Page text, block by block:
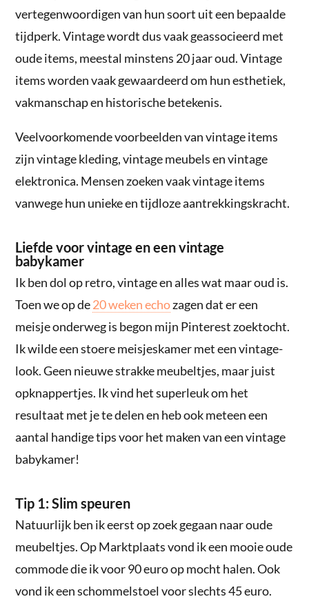
vertegenwoordigen van hun soort uit een bepaalde
tijdperk. Vintage wordt dus vaak geassocieerd met
oude items, meestal minstens 20 jaar oud. Vintage
items worden vaak gewaardeerd om hun esthetiek,
vakmanschap en historische betekenis.
Veelvoorkomende voorbeelden van vintage items
zijn vintage kleding, vintage meubels en vintage
elektronica. Mensen zoeken vaak vintage items
vanwege hun unieke en tijdloze aantrekkingskracht.
Liefde voor vintage en een vintage
babykamer
Ik ben dol op retro, vintage en alles wat maar oud is.
Toen we op de20 weken echozagen dat er een
meisje onderweg is begon mijn Pinterest zoektocht.
Ik wilde een stoere meisjeskamer met een vintage-
look. Geen nieuwe strakke meubeltjes, maar juist
opknappertjes. Ik vind het superleuk om het
resultaat met je te delen en heb ook meteen een
aantal handige tips voor het maken van een vintage
babykamer!
Tip 1: Slim speuren
Natuurlijk ben ik eerst op zoek gegaan naar oude
meubeltjes. Op Marktplaats vond ik een mooie oude
commode die ik voor 90 euro op mocht halen. Ook
vond ik een schommelstoel voor slechts 45 euro.